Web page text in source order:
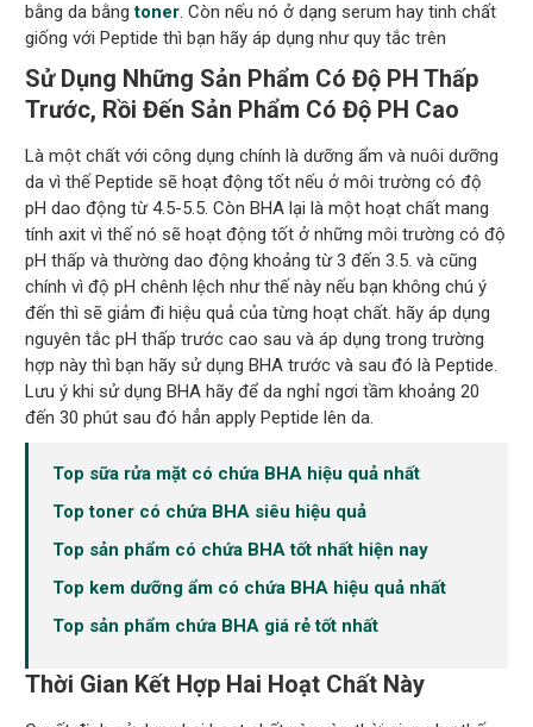
bằng da bằngtoner. Còn nếu nó ở dạng serum hay tinh chất
giống với Peptide thì bạn hãy áp dụng như quy tắc trên
Sử Dụng Những Sản Phẩm Có Độ PH Thấp
Trước, Rồi Đến Sản Phẩm Có Độ PH Cao
Là một chất với công dụng chính là dưỡng ẩm và nuôi dưỡng
da vì thế Peptide sẽ hoạt động tốt nếu ở môi trường có độ
pH dao động từ 4.5-5.5. Còn BHA lại là một hoạt chất mang
tính axit vì thế nó sẽ hoạt động tốt ở những môi trường có độ
pH thấp và thường dao động khoảng từ 3 đến 3.5. và cũng
chính vì độ pH chênh lệch như thế này nếu bạn không chú ý
đến thì sẽ giảm đi hiệu quả của từng hoạt chất. hãy áp dụng
nguyên tắc pH thấp trước cao sau và áp dụng trong trường
hợp này thì bạn hãy sử dụng BHA trước và sau đó là Peptide.
Lưu ý khi sử dụng BHA hãy để da nghỉ ngơi tầm khoảng 20
đến 30 phút sau đó hẳn apply Peptide lên da.
Top sữa rửa mặt có chứa BHA hiệu quả nhất
Top toner có chứa BHA siêu hiệu quả
Top sản phẩm có chứa BHA tốt nhất hiện nay
Top kem dưỡng ẩm có chứa BHA hiệu quả nhất
Top sản phẩm chứa BHA giá rẻ tốt nhất
Thời Gian Kết Hợp Hai Hoạt Chất Này